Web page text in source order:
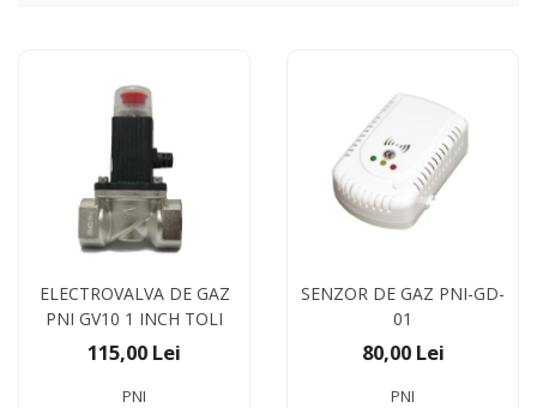
ELECTROVALVA DE GAZ
PNI GV10 1 INCH TOLI
115,00 Lei
PNI
SENZOR DE GAZ PNI-GD-
01
80,00 Lei
PNI